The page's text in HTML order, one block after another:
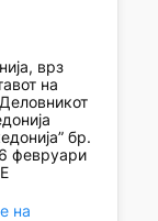
врз
на
бр.
февруари
на